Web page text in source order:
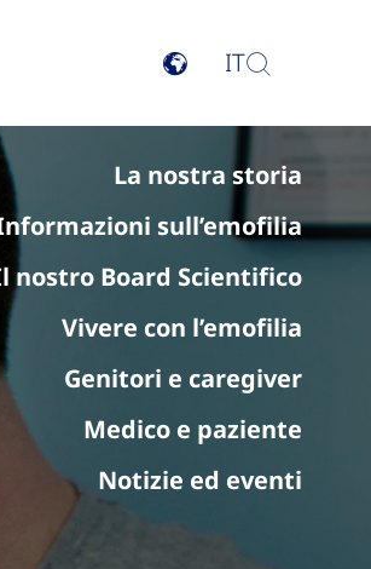
La nostra storia
sull’emofilia
nostro Board Scientifico
Vivere con l’emofilia
Genitori e caregiver
Medico e paziente
Notizie ed eventi
IT